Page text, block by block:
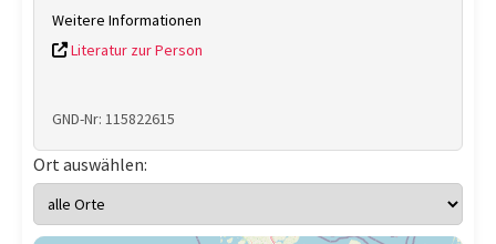
Weitere Informationen
Literatur zur Person
GND-Nr: 115822615
Ort auswählen: